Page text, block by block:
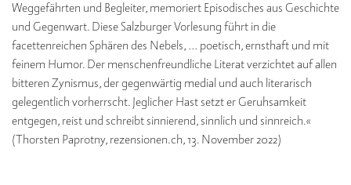
Weggefährten und Begleiter, memoriert Episodisches aus Geschichte
und Gegenwart. Diese Salzburger Vorlesung führt in die
facettenreichen Sphären des Nebels, … poetisch, ernsthaft und mit
feinem Humor. Der menschenfreundliche Literat verzichtet auf allen
bitteren Zynismus, der gegenwärtig medial und auch literarisch
gelegentlich vorherrscht. Jeglicher Hast setzt er Geruhsamkeit
entgegen, reist und schreibt sinnierend, sinnlich und sinnreich.«
(Thorsten Paprotny, rezensionen.ch, 13. November 2022)